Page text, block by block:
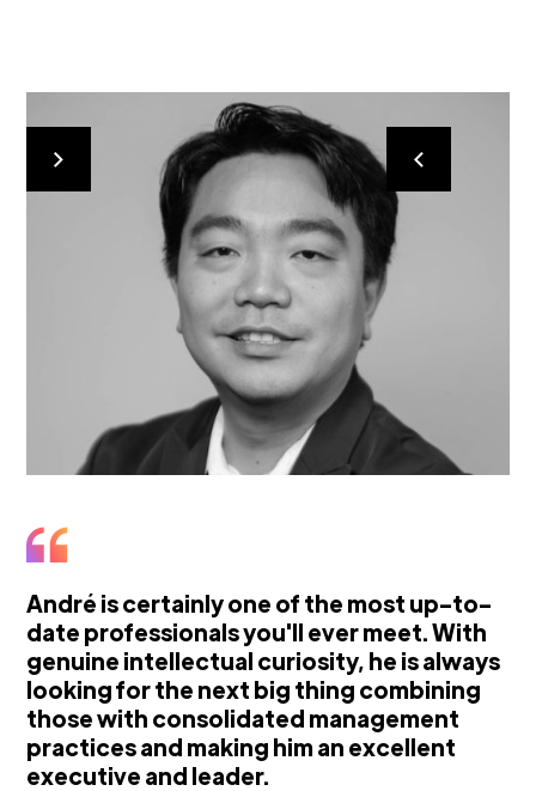
André is certainly one of the most up-to-
date professionals you'll ever meet. With
genuine intellectual curiosity, he is always
looking for the next big thing combining
those with consolidated management
practices and making him an excellent
executive and leader.